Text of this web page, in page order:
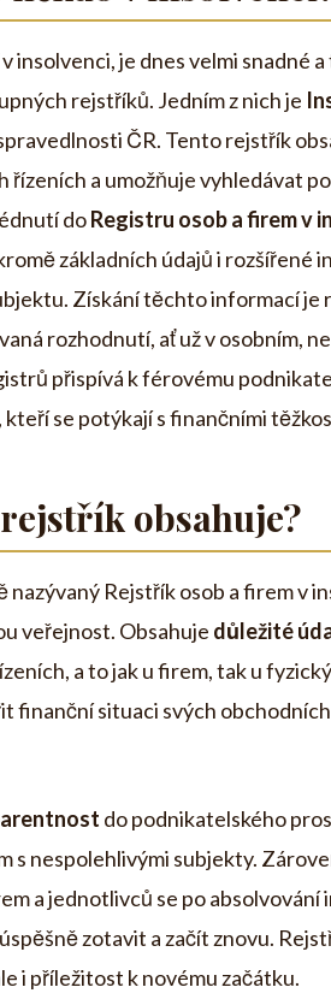
insolvenci, je dnes velmi snadné
rejstříků. Jedním z nich je
ČR. Tento rejstřík
a umožňuje vyhledávat
doRegistru osob a firem v
základních údajů i rozšířené
Získání těchto informací je
rozhodnutí, ať už v osobním,
přispívá k férovému
se potýkají s finančními
obsahuje?
Rejstřík osob a firem v
veřejnost. Obsahuje důležité
a to jak u firem, tak u
finanční situaci svých
do podnikatelského
s nespolehlivými subjekty.
a jednotlivců se po absolvování
zotavit a začít znovu.
i příležitost k novému začátku.